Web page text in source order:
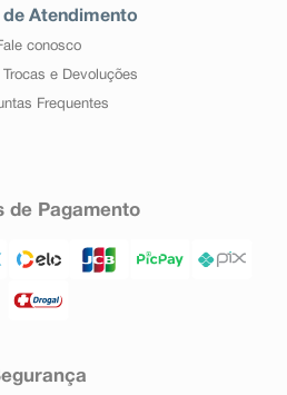
de Atendimento
conosco
Trocas e Devoluções
Frequentes
de Pagamento